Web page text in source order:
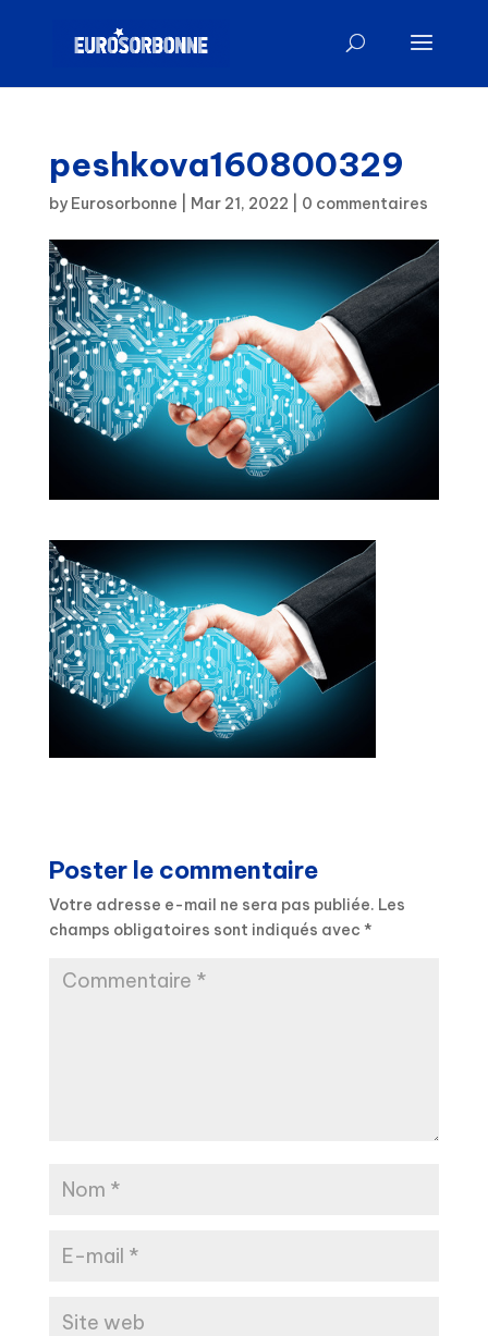
peshkova160800329
by Eurosorbonne Mar 21, 2022 0 commentaires
Poster le commentaire
Votre adresse e-mail ne sera pas publiée. Les
champs obligatoires sont indiqués avec *